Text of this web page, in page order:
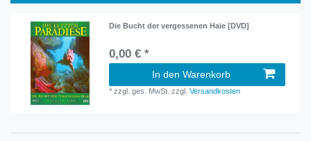
Die Bucht der vergessenen Haie [DVD]
0,00 € *
In den Warenkorb
*zzgl. ges. MwSt. zzgl.Versandkosten